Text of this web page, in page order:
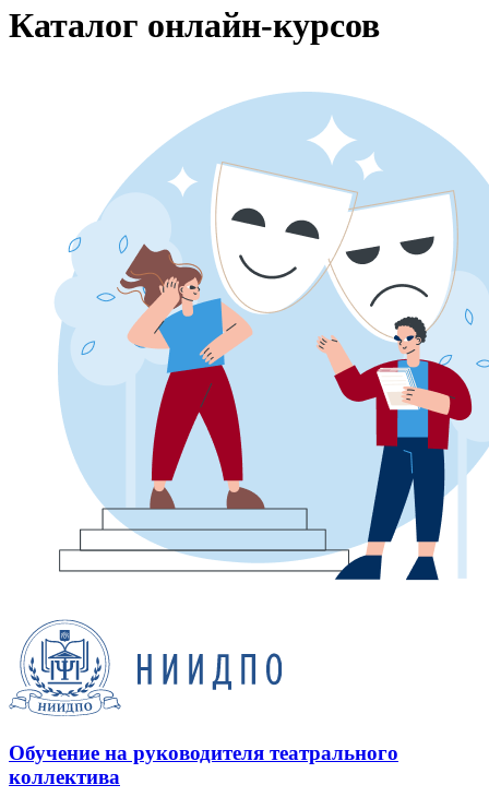
Каталог онлайн-курсов
Обучение на руководителя театрального
коллектива